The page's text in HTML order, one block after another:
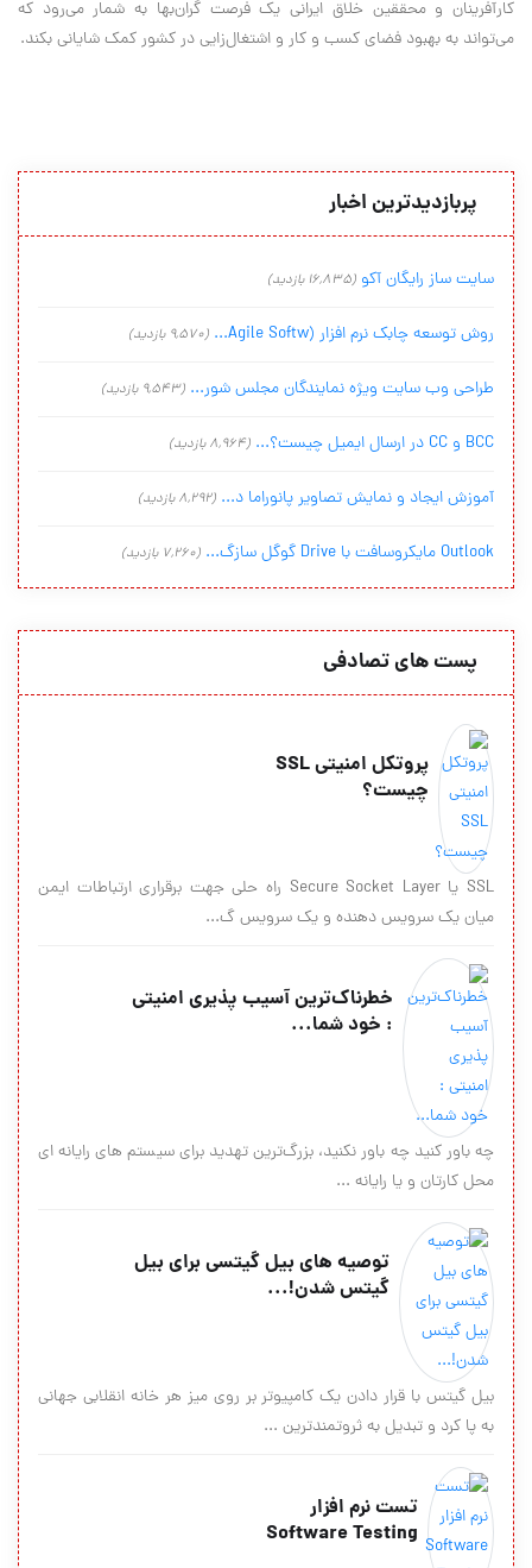
کارآفرینان و محققین خلاق ایرانی یک فرصت گران‌بها به شمار می‌رود که
می‌تواند به بهبود فضای کسب و کار و اشتغال‌زایی در کشور کمک شایانی بکند.
پربازدیدترین اخبار
سایت ساز رایگان آکو (16,835 بازدید)
روش توسعه چابک نرم افزار (Agile Softw... (9,570 بازدید)
طراحی وب سایت ویژه نمایندگان مجلس شور... (9,543 بازدید)
BCC و CC در ارسال ایمیل چیست؟... (8,964 بازدید)
آموزش ایجاد و نمایش تصاویر پانوراما د... (8,292 بازدید)
Outlook مایکروسافت با Drive گوگل سازگ... (7,260 بازدید)
پست های تصادفی
پروتکل امنیتی SSL
چیست؟
SSL یا Secure Socket Layer راه حلی جهت برقراری ارتباطات ایمن
میان یک سرویس دهنده و یک سرویس گ...
خطرناك‌ترین آسیب پذیری امنیتی
: خود شما...
چه باور كنید چه باور نكنید، بزرگ‌ترین تهدید برای سیستم های رایانه ای
محل كارتان و یا رایانه ...
توصیه های بیل گیتسی برای بیل
گیتس شدن!...
بیل گیتس با قرار دادن یک کامپیوتر بر روی میز هر خانه انقلابی جهانی
به پا کرد و تبدیل به ثروتمندترین ...
تست نرم افزار
Software Testing